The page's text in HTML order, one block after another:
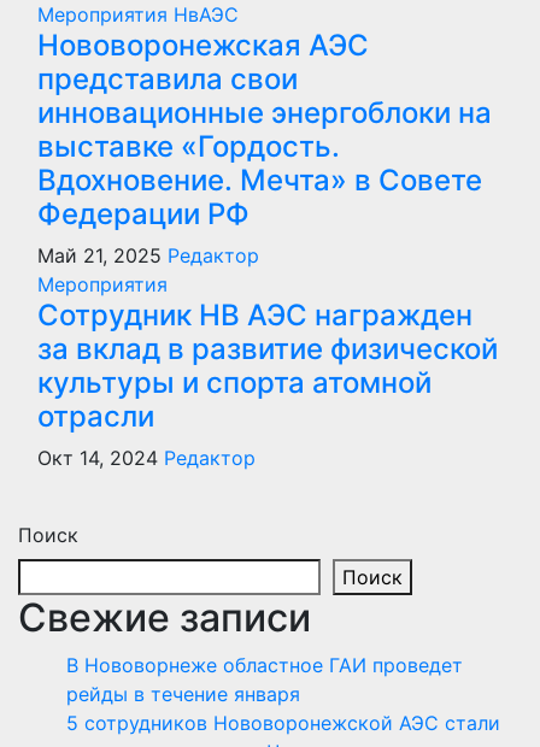
Мероприятия НвАЭС
Нововоронежская АЭС
представила свои
инновационные энергоблоки на
выставке «Гордость.
Вдохновение. Мечта» в Совете
Федерации РФ
Май 21, 2025 Редактор
Мероприятия
Сотрудник НВ АЭС награжден
за вклад в развитие физической
культуры и спорта атомной
отрасли
Окт 14, 2024 Редактор
Поиск
Поиск
Свежие записи
В Нововорнеже областное ГАИ проведет
рейды в течение января
5 сотрудников Нововоронежской АЭС стали